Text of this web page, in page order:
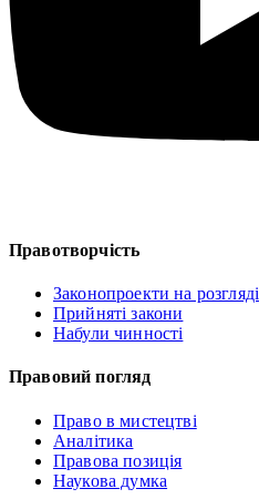
Правотворчість
Законопроекти на розгляді
Прийняті закони
Набули чинності
Правовий погляд
Право в мистецтві
Аналітика
Правова позиція
Наукова думка